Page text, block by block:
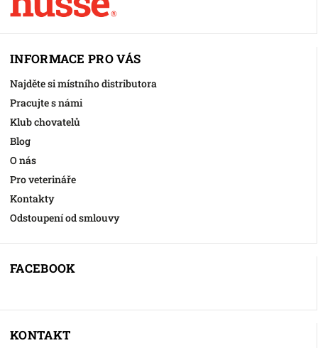
INFORMACE PRO VÁS
Najděte si místního distributora
Pracujte s námi
Klub chovatelů
Blog
O nás
Pro veterináře
Kontakty
Odstoupení od smlouvy
FACEBOOK
KONTAKT